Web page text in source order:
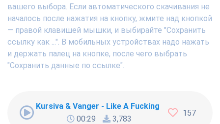
вашего выбора. Если автоматического скачивания не
началось после нажатия на кнопку, жмите над кнопкой
— правой клавишей мышки, и выбирайте "Сохранить
ссылку как ...". В мобильных устройствах надо нажать
и держать палец на кнопке, после чего выбрать
"Сохранить данные по ссылке".
Kursiva & Vanger - Like A Fucking Newbie
00:29
3,783
157